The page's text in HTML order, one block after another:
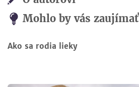
Mohlo by vás zaujímať
Ako sa rodia lieky